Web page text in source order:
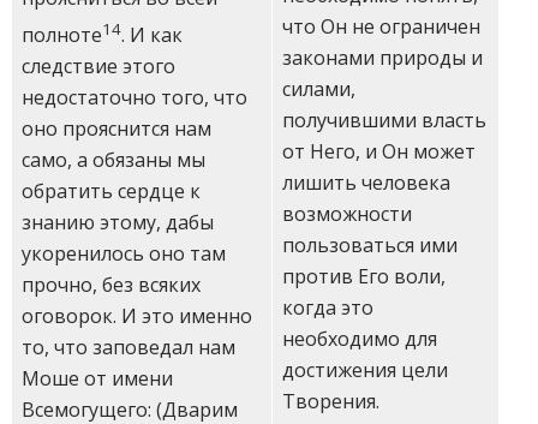
полноте14. И как
следствие этого
недостаточно того, что
оно прояснится нам
само, а обязаны мы
обратить сердце к
знанию этому, дабы
укоренилось оно там
прочно, без всяких
оговорок. И это именно
то, что заповедал нам
Моше от имени
Всемогущего: (Дварим
что Он не ограничен
законами природы и
силами,
получившими власть
от Него, и Он может
лишить человека
возможности
пользоваться ими
против Его воли,
когда это
необходимо для
достижения цели
Творения.